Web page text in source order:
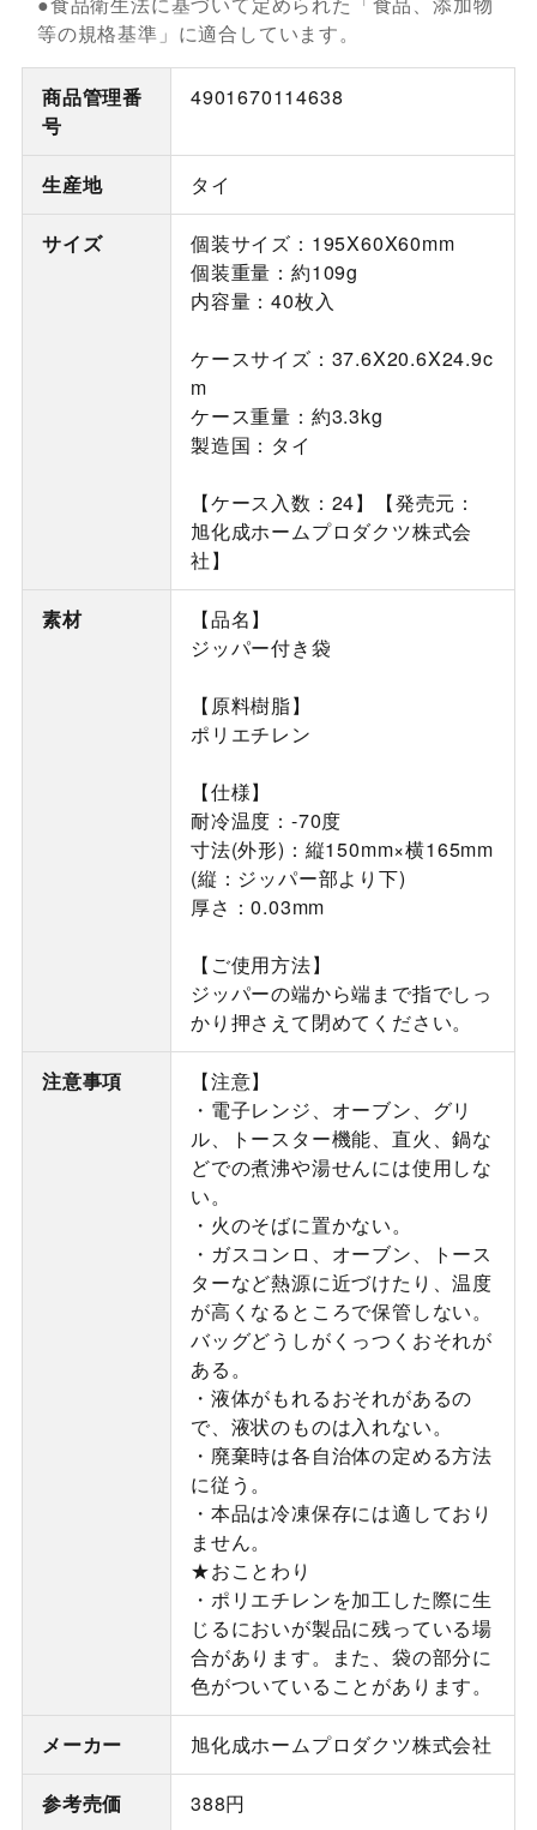
等の規格基準」に適合しています。
商品管理番
号
4901670114638
生産地 タイ
サイズ
個装サイズ：195X60X60mm
個装重量：約109g
内容量：40枚入
ケースサイズ：37.6X20.6X24.9c
m
ケース重量：約3.3kg
製造国：タイ
【ケース入数：24】【発売元：
旭化成ホームプロダクツ株式会
社】
素材
【品名】
ジッパー付き袋
【原料樹脂】
ポリエチレン
【仕様】
耐冷温度：-70度
寸法(外形)：縦150mm×横165mm
(縦：ジッパー部より下)
厚さ：0.03mm
【ご使用方法】
ジッパーの端から端まで指でしっ
かり押さえて閉めてください。
注意事項
【注意】
・電子レンジ、オーブン、グリ
ル、トースター機能、直火、鍋な
どでの煮沸や湯せんには使用しな
い。
・火のそばに置かない。
・ガスコンロ、オーブン、トース
ターなど熱源に近づけたり、温度
が高くなるところで保管しない。
バッグどうしがくっつくおそれが
ある。
・液体がもれるおそれがあるの
で、液状のものは入れない。
・廃棄時は各自治体の定める方法
に従う。
・本品は冷凍保存には適しており
ません。
★おことわり
・ポリエチレンを加工した際に生
じるにおいが製品に残っている場
合があります。また、袋の部分に
色がついていることがあります。
メーカー 旭化成ホームプロダクツ株式会社
参考売価 388円